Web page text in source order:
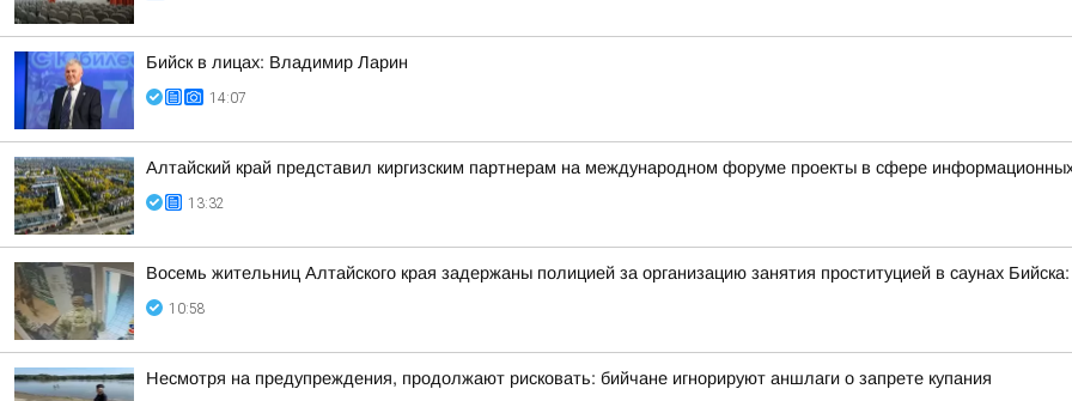
Бийск в лицах: Владимир Ларин
14:07
Алтайский край представил киргизским партнерам на международном форуме проекты в сфере
13:32
Восемь жительниц Алтайского края задержаны полицией за организацию занятия проституцией в саунах
10:58
Несмотря на предупреждения, продолжают рисковать: бийчане игнорируют аншлаги о запрете купания